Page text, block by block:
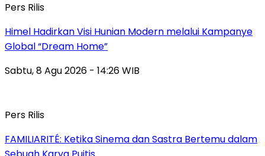
Pers Rilis
Himel Hadirkan Visi Hunian Modern melalui Kampanye
Global “Dream Home”
Sabtu, 8 Agu 2026 - 14:26 WIB
Pers Rilis
FAMILIARITÉ: Ketika Sinema dan Sastra Bertemu dalam